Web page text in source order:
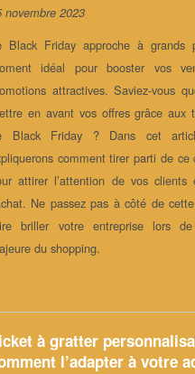
novembre 2023
Black Friday approche à grands
idéal pour booster vos
attractives. Saviez-vous
en avant vos offres grâce aux
Black Friday ? Dans cet
comment tirer parti de ce
attirer l’attention de vos
Ne passez pas à côté de
briller votre entreprise lors
du shopping.
à gratter
l’adapter à votre